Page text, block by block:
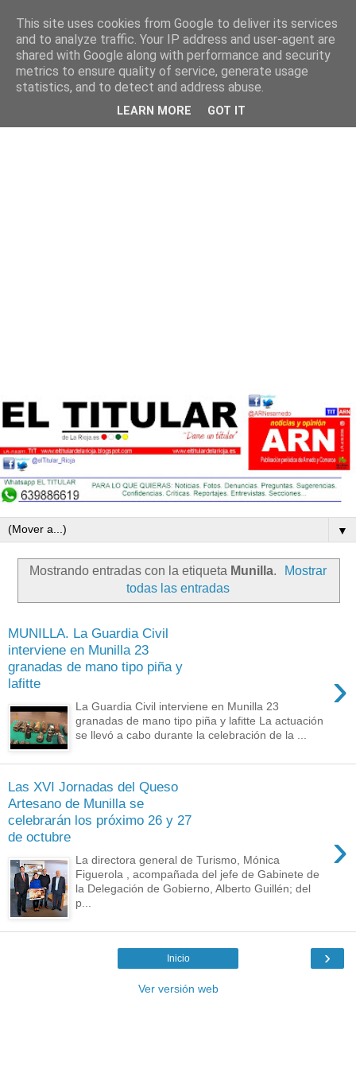
▼
Mostrando entradas con la etiqueta Munilla.
Mostrar
todas las entradas
MUNILLA. La Guardia Civil
interviene en Munilla 23
granadas de mano tipo piña y
lafitte
›
La Guardia Civil interviene en Munilla 23
granadas de mano tipo piña y lafitte La actuación
se llevó a cabo durante la celebración de la ...
Las XVI Jornadas del Queso
Artesano de Munilla se
celebrarán los próximo 26 y 27
de octubre
›
La directora general de Turismo, Mónica
Figuerola , acompañada del jefe de Gabinete de
la Delegación de Gobierno, Alberto Guillén; del
p...
›
Inicio
Ver versión web
This site uses cookies from Google to deliver its services
and to analyze traffic. Your IP address and user-agent are
shared with Google along with performance and security
metrics to ensure quality of service, generate usage
statistics, and to detect and address abuse.
LEARN MORE GOT IT